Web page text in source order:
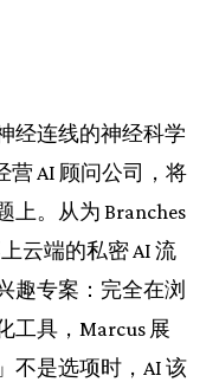
经连线的神经科学
营 AI 顾问公司，将
上。从为 Branches
云端的私密 AI 流
趣专案：完全在浏
工具，Marcus 展
不是选项时，AI 该